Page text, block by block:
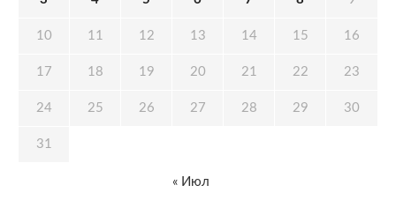
10 11 12 13 14 15 16
17 18 19 20 21 22 23
24 25 26 27 28 29 30
31
« Июл